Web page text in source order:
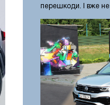
перешкоди. І вже